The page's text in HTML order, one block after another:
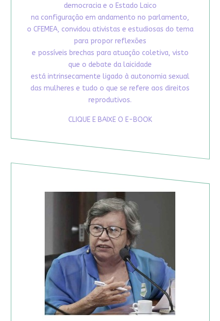
democracia e o Estado Laico
na configuração em andamento no parlamento,
o CFEMEA, convidou ativistas e estudiosas do tema
para propor reflexões
e possíveis brechas para atuação coletiva, visto
que o debate da laicidade
está intrinsecamente ligado à autonomia sexual
das mulheres e tudo o que se refere aos direitos
reprodutivos.
CLIQUE E BAIXE O E-BOOK